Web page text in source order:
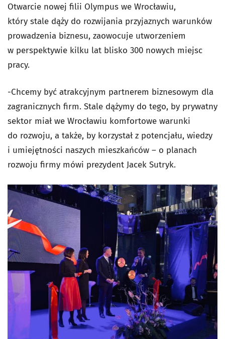
Otwarcie nowej filii Olympus we Wrocławiu,
który stale dąży do rozwijania przyjaznych warunków
prowadzenia biznesu, zaowocuje utworzeniem
w perspektywie kilku lat blisko 300 nowych miejsc
pracy.
-Chcemy być atrakcyjnym partnerem biznesowym dla
zagranicznych firm. Stale dążymy do tego, by prywatny
sektor miał we Wrocławiu komfortowe warunki
do rozwoju, a także, by korzystał z potencjału, wiedzy
i umiejętności naszych mieszkańców – o planach
rozwoju firmy mówi prezydent Jacek Sutryk.